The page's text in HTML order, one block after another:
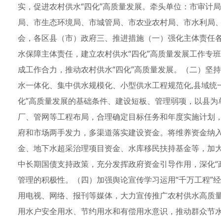
实，促进农村供水“四化”高质量发展。牵头单位：市审计
局、市生态环境局、市城管局、市农业农村局、市水利
会，各区县（市）政府三、推进措施（一）强化主体责
水保障主体责任，建立农村供水“四化”高质量发展工作专
成工作合力，推动农村供水“四化”高质量发展。（二）坚
水一体化、集中供水规模化、小型供水工程规范化,县域
化”高质量发展的基础条件、建设短板、管理弱项，以县
厂、管网等工程布局，合理确定目标任务和年度实施计
府和市场两手发力，多渠道落实建设资金。将维养资金
金、地下水超采治理项目资金、水库移民扶持基金等，
中长期国债支持政策，充分发挥政府资金引导作用，深化
管理的积极性。（四）加强舆论宣传学习运用“千万工程”
用电视、网络、报刊等媒体，大力宣传推广农村供水高
用水户安全用水、节约用水和有偿用水意识，推动群众